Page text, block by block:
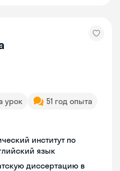
урок
51 год опыта
институт по
язык
диссертацию в